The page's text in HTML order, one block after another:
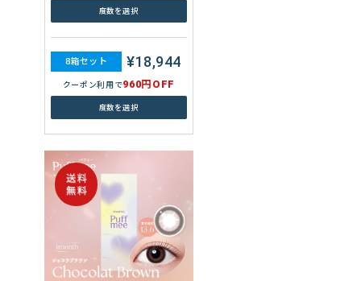
もっと見る
WAVEワンデー ウォータース
リム plus 30枚入り
度数を選択
8箱セット ¥18,944
クーポン利用で960円OFF
度数を選択